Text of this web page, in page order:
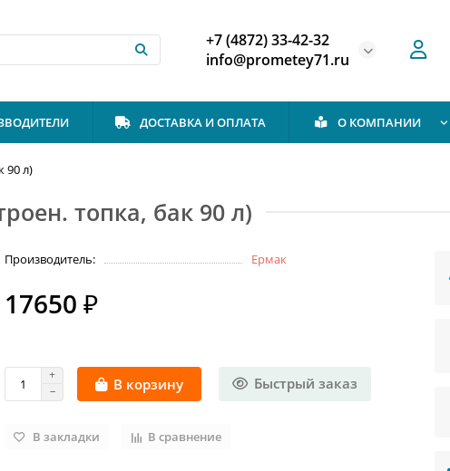
+7 (4872) 33-42-32
info@prometey71.ru
ДОСТАВКА И ОПЛАТА О КОМПАНИИ
90 л)
топка, бак 90 л)
Производитель: Ермак
17650 ₽
В корзину Быстрый заказ
В закладки В сравнение